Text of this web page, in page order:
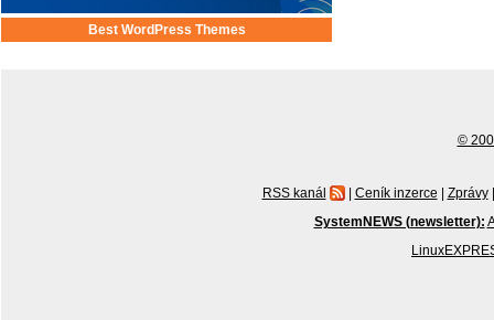
Best WordPress Themes
©
RSS kanál | Ceník inzerce | Zprávy |
SystemNEWS (newsletter):